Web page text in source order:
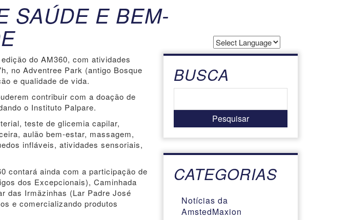
SAÚDE E BEM-
Powered by
do AM360, com atividades
no Adventree Park (antigo Bosque
e qualidade de vida.
contribuir com a doação de
o Instituto Palpare.
teste de glicemia capilar,
aulão bem-estar, massagem,
infláveis, atividades sensoriais,
contará ainda com a participação de
dos Excepcionais), Caminhada
das Irmãzinhas (Lar Padre José
e comercializando produtos
BUSCA
CATEGORIAS
Notícias da
AmstedMaxion